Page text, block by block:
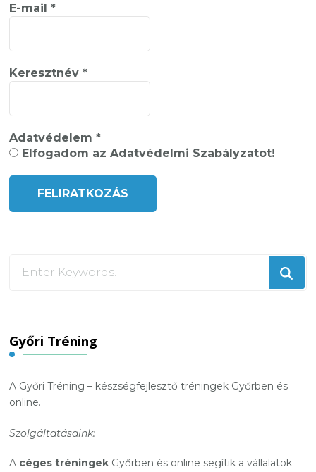
E-mail*
Keresztnév*
Adatvédelem*
Elfogadom az Adatvédelmi Szabályzatot!
Győri Tréning
A Győri Tréning – készségfejlesztő tréningek Győrben és
online.
Szolgáltatásaink:
A céges tréningek Győrben és online segítik a vállalatok